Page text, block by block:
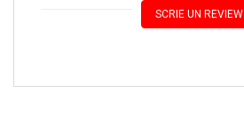
SCRIE UN REVIEW